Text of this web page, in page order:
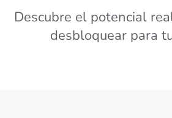
Descubre el potencial
desbloquear para